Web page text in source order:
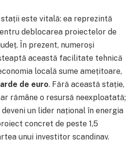
este vitală: ea reprezintă
deblocarea proiectelor de
. În prezent, numeroși
această facilitate tehnică
locală sume amețitoare,
de euro. Fără această stație,
rămâne o resursă neexploatată;
un lider național în energia
concret de peste 1,5
unui investitor scandinav.